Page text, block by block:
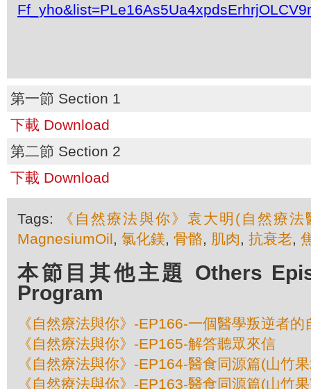
第一節 Section 1
下載 Download
第二節 Section 2
下載 Download
Tags:
《自然療法與你》袁大明(自然療法
MagnesiumOil, 氯化鎂, 骨骼, 肌肉, 抗衰老,
本節目其他主題 Others
Program
《自然療法與你》-EP166-一個醫學叛逆者的
《自然療法與你》-EP165-解答聽眾來信
《自然療法與你》-EP164-醫食同源篇(山竹
《自然療法與你》-EP163-醫食同源篇(山竹